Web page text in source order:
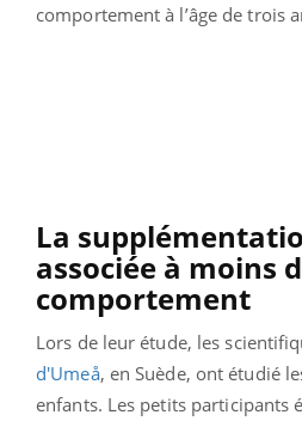
comportement à l’âge de trois
La
associée à moins
comportement
Lors de leur étude, les
d'Umeå, en Suède, ont étudié
enfants. Les petits participants